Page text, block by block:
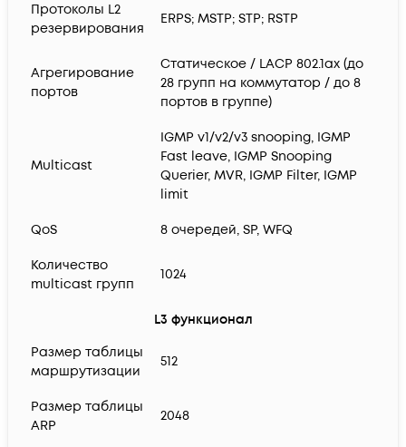
Протоколы L2
резервирования
ERPS; MSTP; STP; RSTP
Агрегирование
портов
Статическое / LACP 802.1ax (до
28 групп на коммутатор / до 8
портов в группе)
Multicast
IGMP v1/v2/v3 snooping, IGMP
Fast leave, IGMP Snooping
Querier, MVR, IGMP Filter, IGMP
limit
QoS 8 очередей, SP, WFQ
Количество
multicast групп
1024
L3 функционал
Размер таблицы
маршрутизации
512
Размер таблицы
ARP
2048